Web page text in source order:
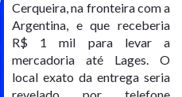
Cerqueira, na fronteira com a
Argentina, e que receberia
R$ 1 mil para levar a
mercadoria até Lages. O
local exato da entrega seria
revelado por telefone